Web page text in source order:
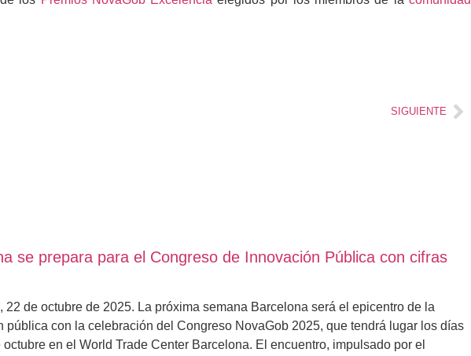
SIGUIENTE
se prepara para el Congreso de Innovación Pública con cifras
22 de octubre de 2025. La próxima semana Barcelona será el epicentro de la
pública con la celebración del Congreso NovaGob 2025, que tendrá lugar los días
octubre en el World Trade Center Barcelona. El encuentro, impulsado por el